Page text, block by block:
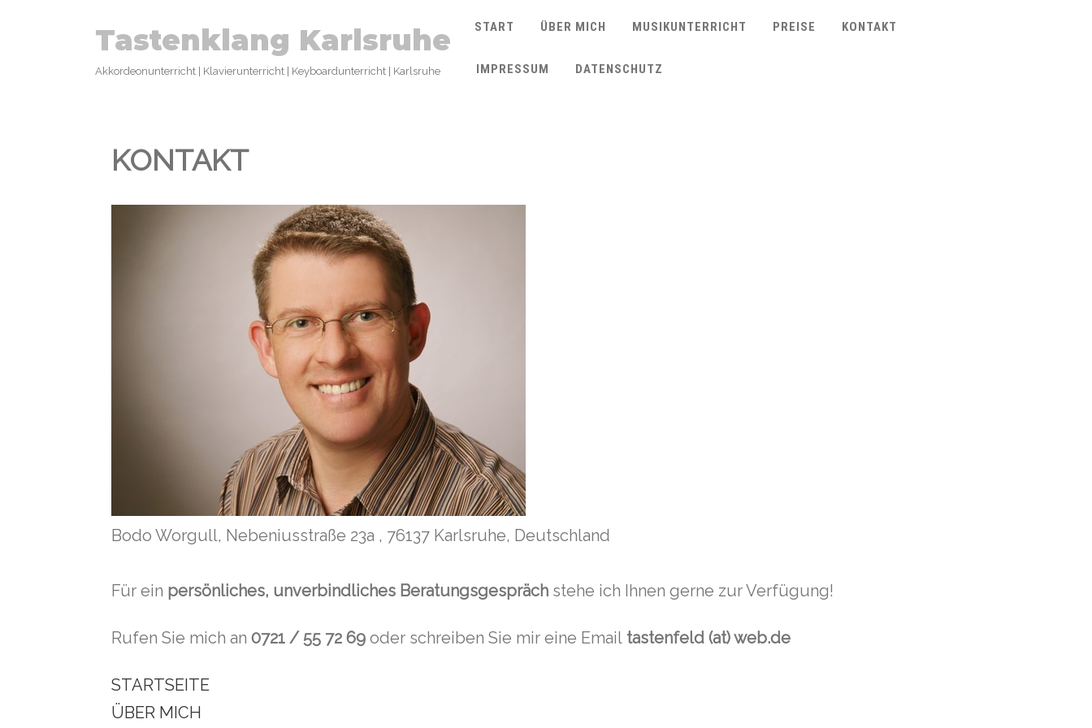
Tastenklang Karlsruhe
Akkordeonunterricht | Klavierunterricht | Keyboardunterricht | Karlsruhe
START ÜBER MICH MUSIKUNTERRICHT PREISE KONTAKT
IMPRESSUM DATENSCHUTZ
KONTAKT
Bodo Worgull, Nebeniusstraße 23a , 76137 Karlsruhe, Deutschland
Für ein persönliches, unverbindliches Beratungsgespräch stehe ich Ihnen gerne zur Verfügung!
Rufen Sie mich an 0721 / 55 72 69 oder schreiben Sie mir eine Email tastenfeld (at) web.de
STARTSEITE
ÜBER MICH